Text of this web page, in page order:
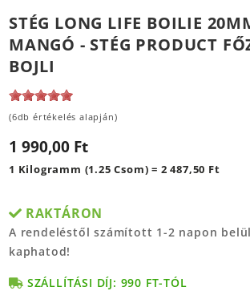
STÉG LONG LIFE BOILIE
MANGÓ - STÉG PRODUCT
BOJLI
(6db értékelés alapján)
1 990,00 Ft
1 Kilogramm (1.25 Csom) = 2 487,50 Ft
RAKTÁRON
A rendeléstől számított 1-2 napon
kaphatod!
SZÁLLÍTÁSI DÍJ: 990 FT-TÓL